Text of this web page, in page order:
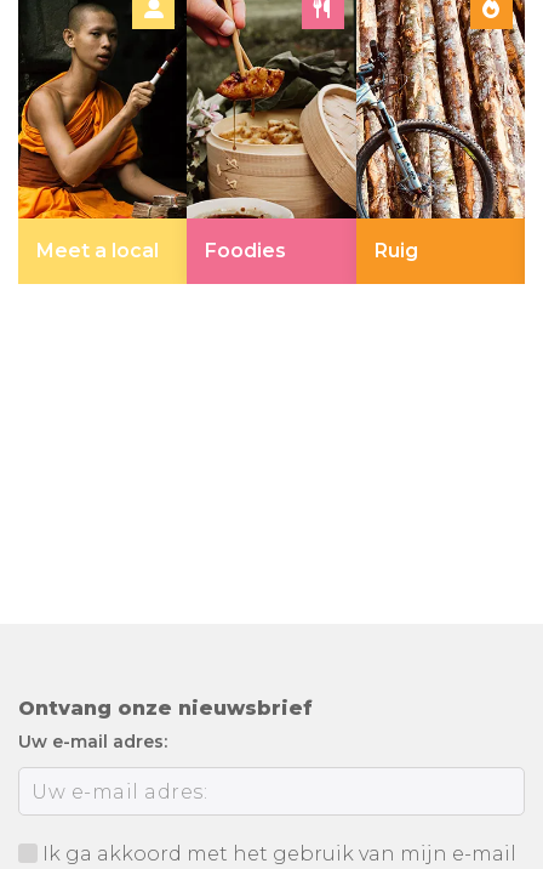
Meet a local Foodies Ruig
Ontvang onze nieuwsbrief
Uw e-mail adres:
Ik ga akkoord met het gebruik van mijn e-mail